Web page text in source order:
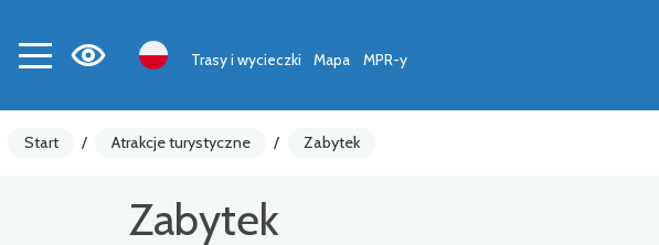
Trasy i wycieczki Mapa MPR-y
Start / Atrakcje turystyczne / Zabytek
Zabytek